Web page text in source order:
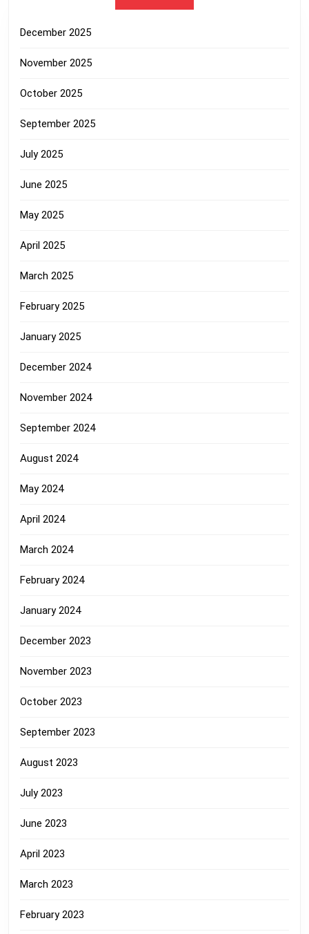
December 2025
November 2025
October 2025
September 2025
July 2025
June 2025
May 2025
April 2025
March 2025
February 2025
January 2025
December 2024
November 2024
September 2024
August 2024
May 2024
April 2024
March 2024
February 2024
January 2024
December 2023
November 2023
October 2023
September 2023
August 2023
July 2023
June 2023
April 2023
March 2023
February 2023